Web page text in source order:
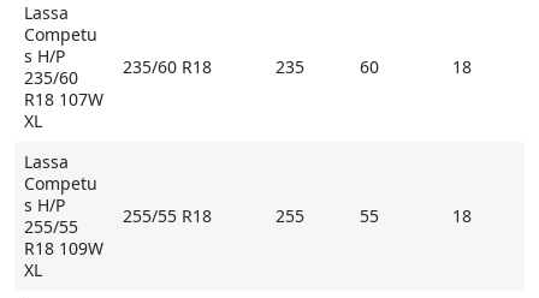
Lassa
Competu
s H/P
235/60
R18 107W
XL
235/60 R18 235 60 18
Lassa
Competu
s H/P
255/55
R18 109W
XL
255/55 R18 255 55 18